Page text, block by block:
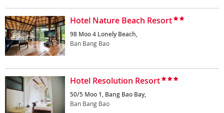
Hotel Nature Beach Resort
98 Moo 4 Lonely Beach,
Ban Bang Bao
Hotel Resolution Resort
50/5 Moo 1, Bang Bao Bay,
Ban Bang Bao